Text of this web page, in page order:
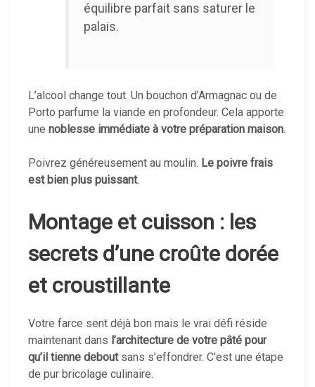
équilibre parfait sans saturer le
palais.
L’alcool change tout. Un bouchon d’Armagnac ou de
Porto parfume la viande en profondeur. Cela apporte
une noblesse immédiate à votre préparation maison.
Poivrez généreusement au moulin. Le poivre frais
est bien plus puissant.
Montage et cuisson : les
secrets d’une croûte dorée
et croustillante
Votre farce sent déjà bon mais le vrai défi réside
maintenant dans l’architecture de votre pâté pour
qu’il tienne deboutsans s’effondrer. C’est une étape
de pur bricolage culinaire.